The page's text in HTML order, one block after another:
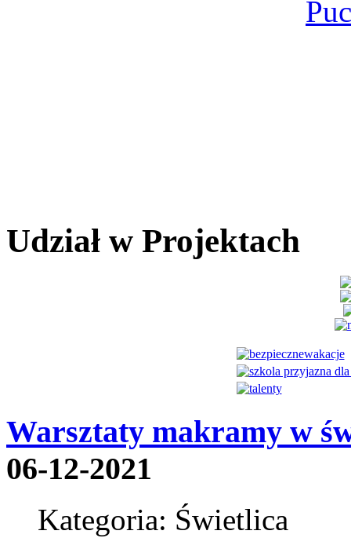
Udział w Projektach
Warsztaty makramy w
06-12-2021
Kategoria: Świetlica